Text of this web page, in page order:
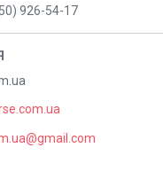
926-54-17